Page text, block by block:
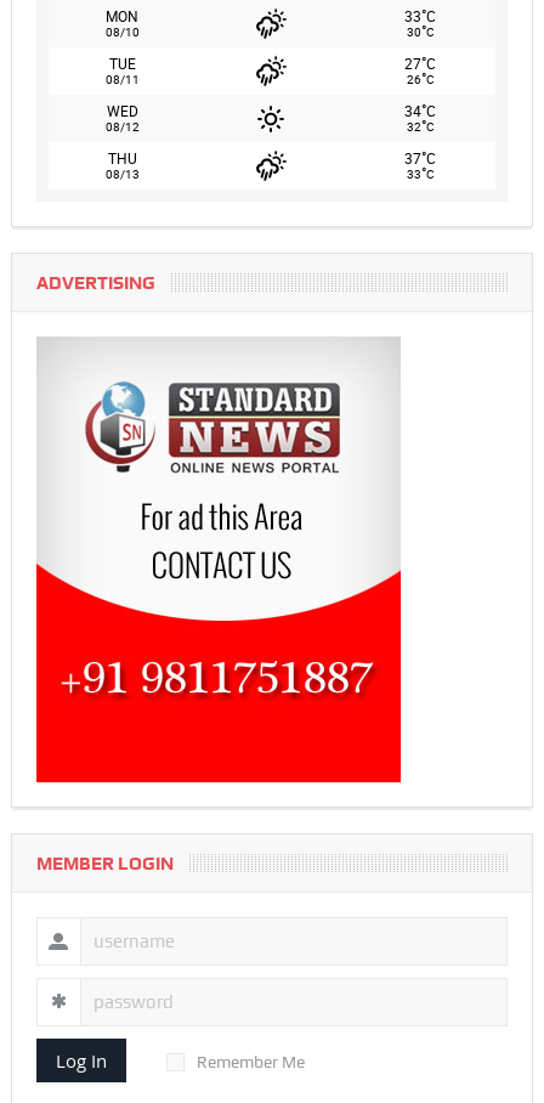
MON
08/10
33°C
30°C
TUE
08/11
27°C
26°C
WED
08/12
34°C
32°C
THU
08/13
37°C
33°C
ADVERTISING
MEMBER LOGIN
Log In Remember Me